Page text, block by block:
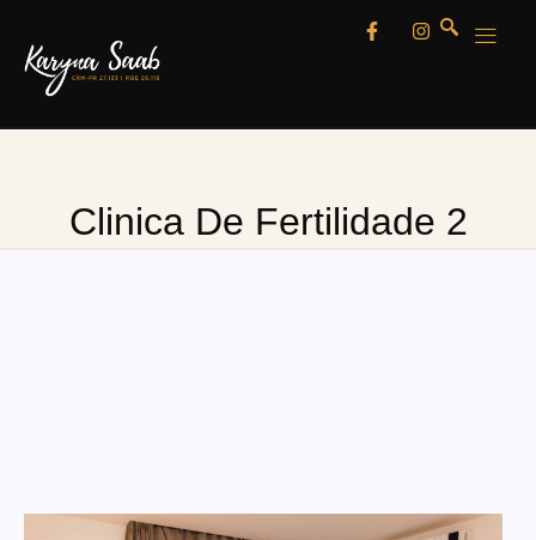
Clinica De Fertilidade 2